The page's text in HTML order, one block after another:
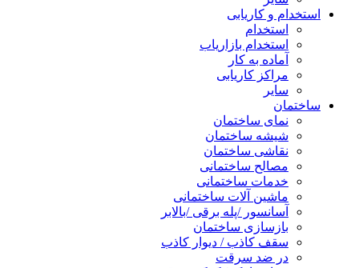
استخدام و کاریابی
استخدام
استخدام بازاریاب
آماده به کار
مراکز کاریابی
سایر
ساختمان
نمای ساختمان
شیشه ساختمان
نقاشی ساختمان
مصالح ساختمانی
خدمات ساختمانی
ماشین آلات ساختمانی
آسانسور /پله برقی /بالابر
بازسازی ساختمان
سقف کاذب / دیوار کاذب
در ضد سرقت